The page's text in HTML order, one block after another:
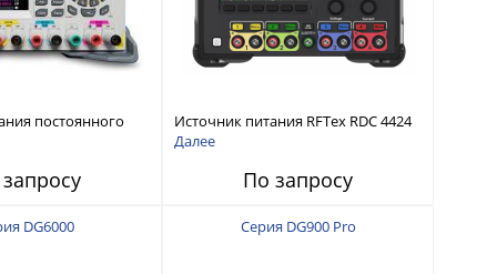
постоянного
до 210 Вт
Источник питания RFTex RDC 4424
4 канала, 32 В/3.2 А
Далее
По запросу
DG6000 Серия DG900 Pro